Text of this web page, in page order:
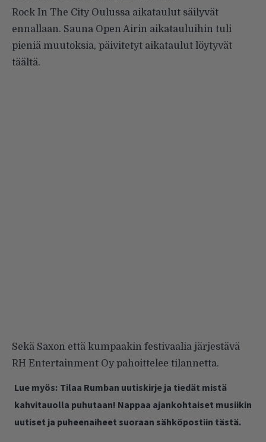
Rock In The City Oulussa aikataulut säilyvät
ennallaan. Sauna Open Airin aikatauluihin tuli
pieniä muutoksia, päivitetyt aikataulut löytyvät
täältä.
Sekä Saxon että kumpaakin festivaalia järjestävä
RH Entertainment Oy pahoittelee tilannetta.
Lue myös: Tilaa Rumban uutiskirje ja tiedät mistä
kahvitauolla puhutaan! Nappaa ajankohtaiset musiikin
uutiset ja puheenaiheet suoraan sähköpostiin tästä.